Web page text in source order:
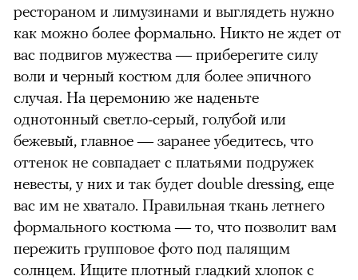
рестораном и лимузинами и выглядеть нужно
как можно более формально. Никто не ждет от
вас подвигов мужества — приберегите силу
воли и черный костюм для более эпичного
случая. На церемонию же наденьте
однотонный светло-серый, голубой или
бежевый, главное — заранее убедитесь, что
оттенок не совпадает с платьями подружек
невесты, у них и так будет double dressing, еще
вас им не хватало. Правильная ткань летнего
формального костюма — то, что позволит вам
пережить групповое фото под палящим
солнцем. Ищите плотный гладкий хлопок с